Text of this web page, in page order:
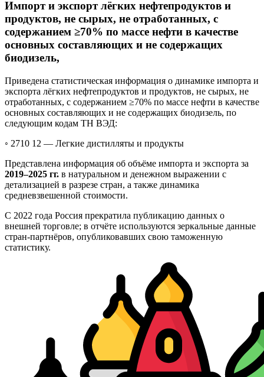
Импорт и экспорт лёгких нефтепродуктов и
продуктов, не сырых, не отработанных, с
содержанием ≥70% по массе нефти в качестве
основных составляющих и не содержащих
биодизель,
Приведена статистическая информация о динамике импорта и
экспорта лёгких нефтепродуктов и продуктов, не сырых, не
отработанных, с содержанием ≥70% по массе нефти в качестве
основных составляющих и не содержащих биодизель, по
следующим кодам ТН ВЭД:
◦ 2710 12 — Легкие дистилляты и продукты
Представлена информация об объёме импорта и экспорта за
2019–2025 гг. в натуральном и денежном выражении с
детализацией в разрезе стран, а также динамика
средневзвешенной стоимости.
С 2022 года Россия прекратила публикацию данных о
внешней торговле; в отчёте используются зеркальные данные
стран-партнёров, опубликовавших свою таможенную
статистику.